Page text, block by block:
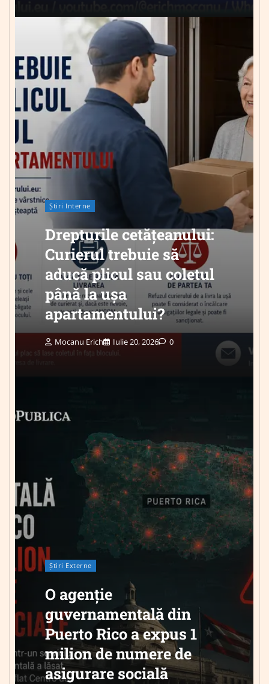
Știri Interne
Drepturile cetățeanului:
Curierul trebuie să
aducă plicul sau coletul
până la ușa
apartamentului?
Mocanu Erich Iulie 20, 2026 0
Știri Externe
O agenție
guvernamentală din
Puerto Rico a expus 1
milion de numere de
asigurare socială